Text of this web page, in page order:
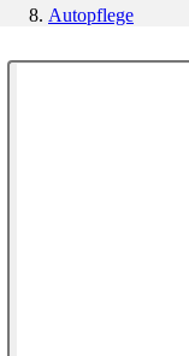
Autopflege